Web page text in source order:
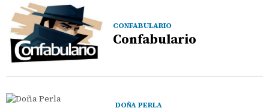
CONFABULARIO
Confabulario
DOÑA PERLA